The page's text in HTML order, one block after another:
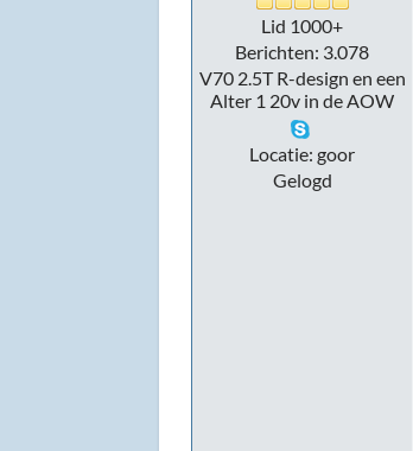
Lid 1000+
Berichten: 3.078
V70 2.5T R-design en een
Alter 1 20v in de AOW
Locatie: goor
Gelogd